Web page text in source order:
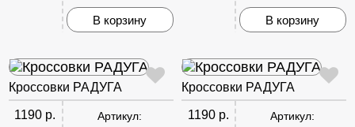
В корзину В корзину
Кроссовки РАДУГА
1190 р.
Артикул:
Кроссовки РАДУГА
1190 р.
Артикул: